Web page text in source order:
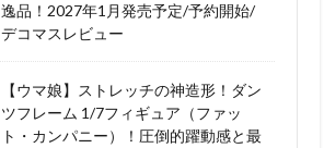
逸品！2027年1月発売予定/予約開始/
デコマスレビュー
【ウマ娘】ストレッチの神造形！ダン
ツフレーム 1/7フィギュア（ファッ
ト・カンパニー）！圧倒的躍動感と最